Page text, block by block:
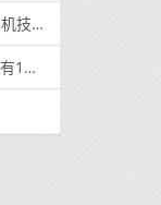
介绍
延迟